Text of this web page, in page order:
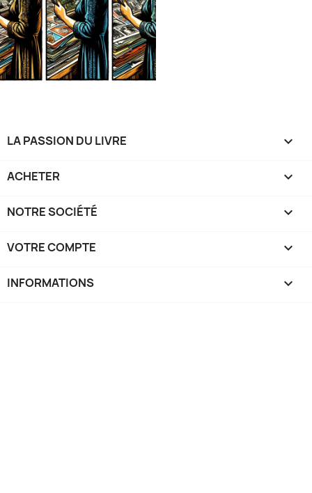
LA PASSION DU LIVRE 
ACHETER 
NOTRE SOCIÉTÉ 
VOTRE COMPTE 
INFORMATIONS keyboard_arrow_down